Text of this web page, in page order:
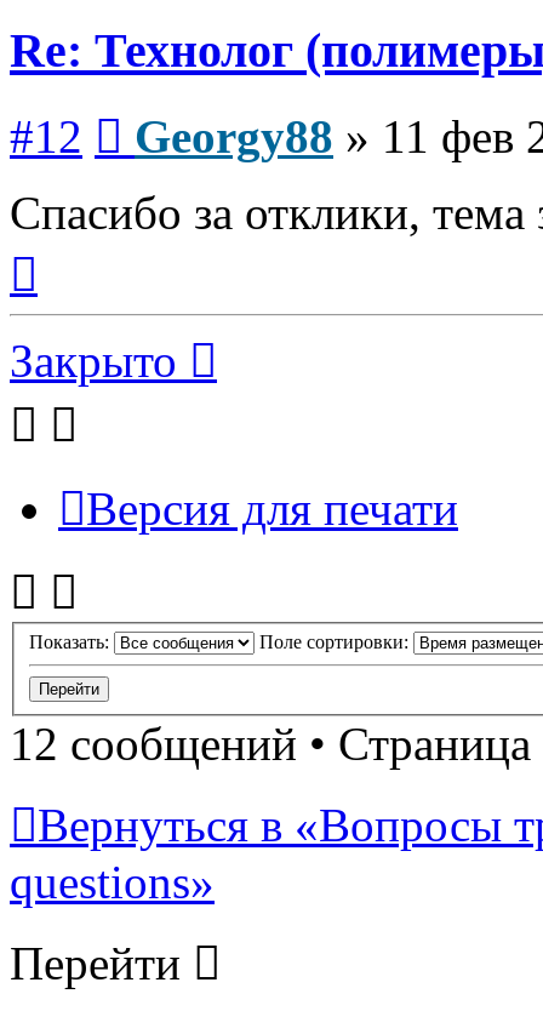
Re: Технолог
#12 Georgy88 » 11 фев
Спасибо за отклики, тема
началу
Закрыто
Версия для печати
Показать: Поле сортировки:
12 сообщений • Страница
Вернуться в «Вопросы
questions»
Перейти